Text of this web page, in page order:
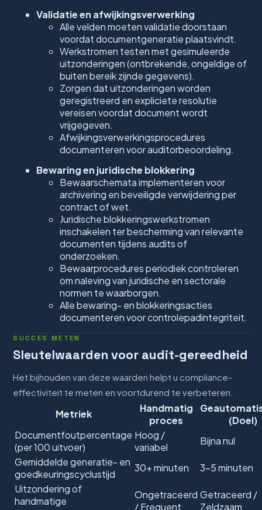
Validatie en afwijkingsverwerking
Alle velden moeten validatie doorstaan
voordat documentgeneratie plaatsvindt.
Werkstromen testen met gesimuleerde
uitzonderingen (ontbrekende, ongeldige of
buiten bereik zijnde gegevens).
Zorgen dat uitzonderingen worden
geregistreerd en expliciete resolutie
vereisen voordat document wordt
vrijgegeven.
Afwijkingsverwerkingsprocedures
documenteren voor auditorbeoordeling.
Bewaring en juridische blokkering
Bewaarschemata implementeren voor
archivering en beveiligde verwijdering per
contract of wet.
Juridische blokkeringswerkstromen
inschakelen ter bescherming van relevante
documenten tijdens audits of
onderzoeken.
Bewaarprocedures periodiek controleren
om naleving van juridische en sectorale
normen te waarborgen.
Alle bewaring- en blokkeringsacties
documenteren voor controlepadintegriteit.
SUCCES METEN
Sleutelwaarden voor audit-gereedheid
Het bijhouden van deze waarden helpt u compliance-
effectiviteit te meten en voortdurend te verbeteren.
Metriek
Handmatig
proces
(Doel)
Documentfoutpercentage
(per 100 uitvoer)
Hoog /
variabel
Bijna nul
Gemiddelde generatie- en
goedkeuringscyclustijd
30+ minuten
3–5 minuten
Uitzondering of
handmatige
Ongetraceerd
/ Frequent
Getraceerd /
Zeldzaam